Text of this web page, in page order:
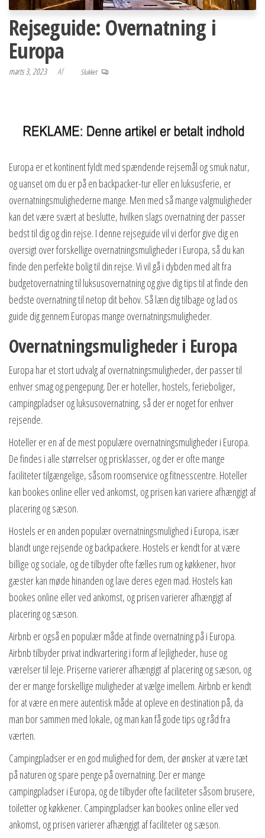
Rejseguide: Overnatning i
Europa
marts 3, 2023 Af Slukket
Europa er et kontinent fyldt med spændende rejsemål og smuk natur,
og uanset om du er på en backpacker-tur eller en luksusferie, er
overnatningsmulighederne mange. Men med så mange valgmuligheder
kan det være svært at beslutte, hvilken slags overnatning der passer
bedst til dig og din rejse. I denne rejseguide vil vi derfor give dig en
oversigt over forskellige overnatningsmuligheder i Europa, så du kan
finde den perfekte bolig til din rejse. Vi vil gå i dybden med alt fra
budgetovernatning til luksusovernatning og give dig tips til at finde den
bedste overnatning til netop dit behov. Så læn dig tilbage og lad os
guide dig gennem Europas mange overnatningsmuligheder.
Overnatningsmuligheder i Europa
Europa har et stort udvalg af overnatningsmuligheder, der passer til
enhver smag og pengepung. Der er hoteller, hostels, ferieboliger,
campingpladser og luksusovernatning, så der er noget for enhver
rejsende.
Hoteller er en af de mest populære overnatningsmuligheder i Europa.
De findes i alle størrelser og prisklasser, og der er ofte mange
faciliteter tilgængelige, såsom roomservice og fitnesscentre. Hoteller
kan bookes online eller ved ankomst, og prisen kan variere afhængigt af
placering og sæson.
Hostels er en anden populær overnatningsmulighed i Europa, især
blandt unge rejsende og backpackere. Hostels er kendt for at være
billige og sociale, og de tilbyder ofte fælles rum og køkkener, hvor
gæster kan møde hinanden og lave deres egen mad. Hostels kan
bookes online eller ved ankomst, og prisen varierer afhængigt af
placering og sæson.
Airbnb er også en populær måde at finde overnatning på i Europa.
Airbnb tilbyder privat indkvartering i form af lejligheder, huse og
værelser til leje. Priserne varierer afhængigt af placering og sæson, og
der er mange forskellige muligheder at vælge imellem. Airbnb er kendt
for at være en mere autentisk måde at opleve en destination på, da
man bor sammen med lokale, og man kan få gode tips og råd fra
værten.
Campingpladser er en god mulighed for dem, der ønsker at være tæt
på naturen og spare penge på overnatning. Der er mange
campingpladser i Europa, og de tilbyder ofte faciliteter såsom brusere,
toiletter og køkkener. Campingpladser kan bookes online eller ved
ankomst, og prisen varierer afhængigt af faciliteter og sæson.